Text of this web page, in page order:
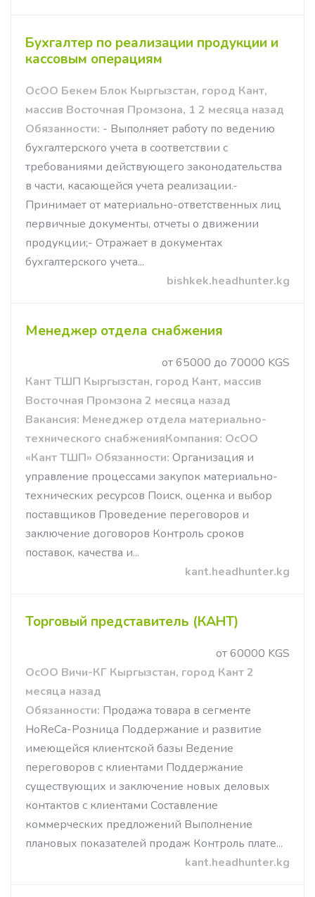
Бухгалтер по реализации продукции и
кассовым операциям
ОсОО Бекем Блок Кыргызстан, город Кант,
массив Восточная Промзона, 1 2 месяца назад
Обязанности: - Выполняет работу по ведению
бухгалтерского учета в соответствии с
требованиями действующего законодательства
в части, касающейся учета реализации.-
Принимает от материально-ответственных лиц
первичные документы, отчеты о движении
продукции;- Отражает в документах
бухгалтерского учета...
bishkek.headhunter.kg
Менеджер отдела снабжения
от 65000 до 70000 KGS
Кант ТШП Кыргызстан, город Кант, массив
Восточная Промзона 2 месяца назад
Вакансия: Менеджер отдела материально-
технического снабженияКомпания: ОсОО
«Кант ТШП» Обязанности: Организация и
управление процессами закупок материально-
технических ресурсов Поиск, оценка и выбор
поставщиков Проведение переговоров и
заключение договоров Контроль сроков
поставок, качества и...
kant.headhunter.kg
Торговый представитель (КАНТ)
от 60000 KGS
ОсОО Вичи-КГ Кыргызстан, город Кант 2
месяца назад
Обязанности: Продажа товара в сегменте
HoReCa-Розница Поддержание и развитие
имеющейся клиентской базы Ведение
переговоров с клиентами Поддержание
существующих и заключение новых деловых
контактов с клиентами Составление
коммерческих предложений Выполнение
плановых показателей продаж Контроль плате...
kant.headhunter.kg